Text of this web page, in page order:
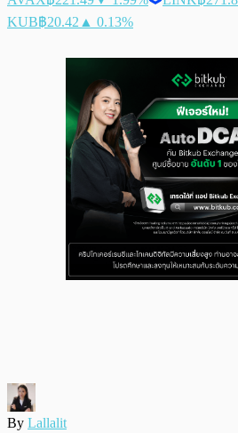
KUB฿20.42 ▲ 0.13%
By Lallalit